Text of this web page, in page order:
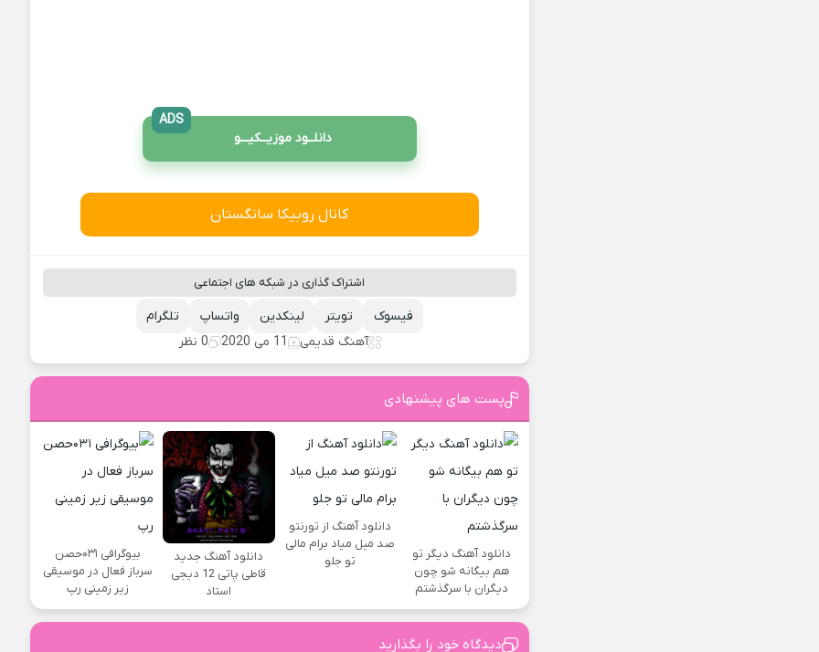
دانلــود موزیــکیـــو
ADS
کانال روبیکا سانگستان
اشتراک گذاری در شبکه های اجتماعی
تلگرام واتساپ لینکدین تویتر
فیسوک
آهنگ قدیمی
11 می 2020 0 نظر
پست های پیشنهادی
دانلود آهنگ دیگر تو
هم بیگانه شو چون
دیگران با سرگذشتم
دانلود آهنگ از تورنتو
صد میل میاد برام مالی
تو جلو
دانلود آهنگ جدید
قاطی پاتی 12 دیجی
استاد
بیوگرافی ۰۳۱حصن
سرباز فعال در موسیقی
زیر زمینی رپ
دیدگاه خود را بگذارید